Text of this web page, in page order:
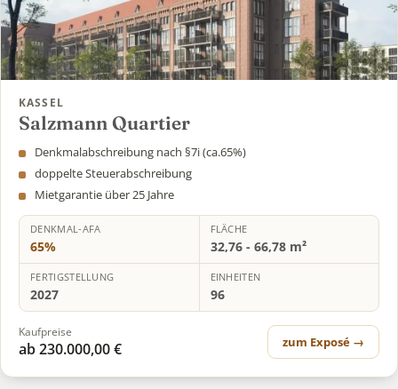
KASSEL
Salzmann Quartier
Denkmalabschreibung nach §7i (ca.65%)
doppelte Steuerabschreibung
Mietgarantie über 25 Jahre
DENKMAL-AFA
65%
FLÄCHE
32,76 - 66,78 m²
FERTIGSTELLUNG
2027
EINHEITEN
96
Kaufpreise
ab 230.000,00 € zum Exposé →